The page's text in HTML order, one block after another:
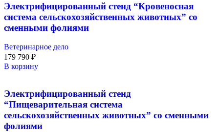
Электрифицированный стенд “Кровеносная
система сельскохозяйственных животных” со
сменными фолиями
Ветеринарное дело
179 790 ₽
В корзину
Электрифицированный стенд
“Пищеварительная система
сельскохозяйственных животных” со сменными
фолиями